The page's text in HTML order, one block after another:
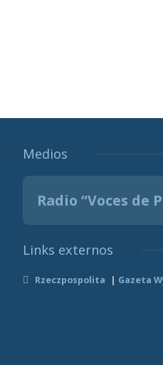
Medios
Radio “Voces de
Links externos
Rzeczpospolita Gazeta